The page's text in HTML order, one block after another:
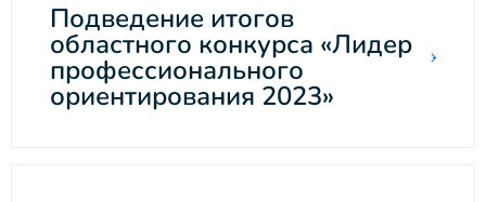
Подведение итогов
областного конкурса «Лидер
профессионального
ориентирования 2023»